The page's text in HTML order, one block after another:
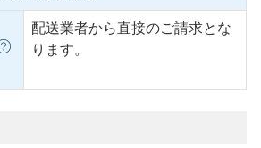
配送業者から直接のご請求とな
ります。